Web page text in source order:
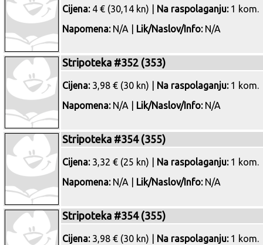
Cijena:4 € (30,14 kn) | Na raspolaganju:1 kom.
Napomena:N/A | Lik/Naslov/Info:N/A
Stripoteka #352 (353)
Cijena:3,98 € (30 kn) | Na raspolaganju:1 kom.
Napomena:N/A | Lik/Naslov/Info:N/A
Stripoteka #354 (355)
Cijena:3,32 € (25 kn) | Na raspolaganju:1 kom.
Napomena:N/A | Lik/Naslov/Info:N/A
Stripoteka #354 (355)
Cijena:3,98 € (30 kn) | Na raspolaganju:1 kom.